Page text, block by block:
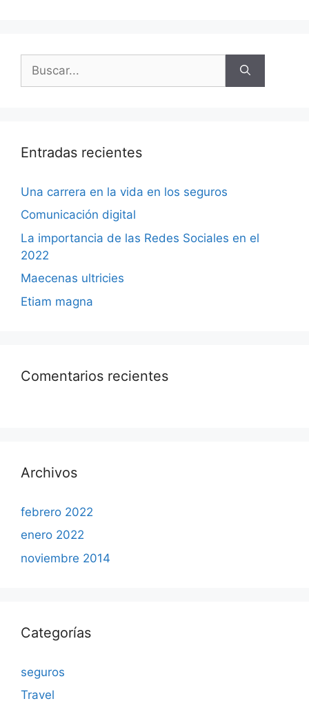
Entradas recientes
Una carrera en la vida en los seguros
Comunicación digital
La importancia de las Redes Sociales en el
2022
Maecenas ultricies
Etiam magna
Comentarios recientes
Archivos
febrero 2022
enero 2022
noviembre 2014
Categorías
seguros
Travel